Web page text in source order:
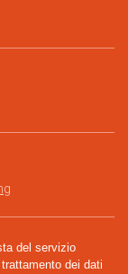
del servizio
dei dati